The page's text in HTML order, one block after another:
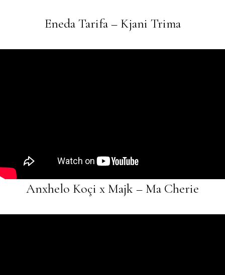
Eneda Tarifa – Kjani Trima
Anxhelo Koçi x Majk – Ma Cherie